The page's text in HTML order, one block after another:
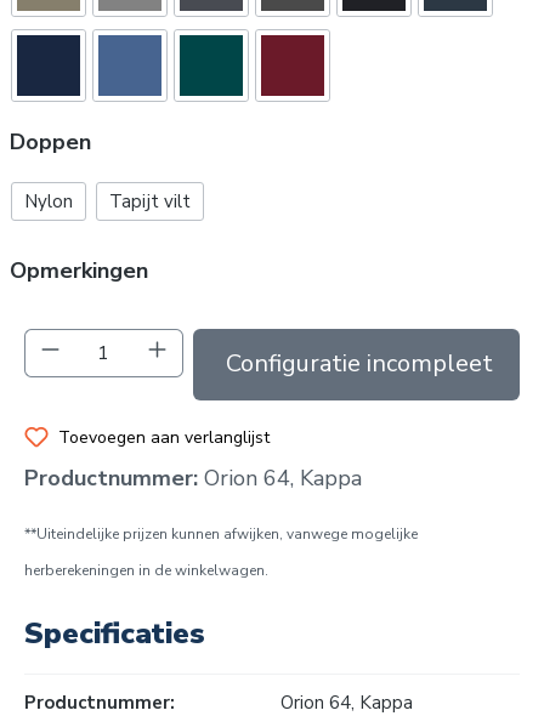
Doppen
Nylon Tapijt vilt
Opmerkingen
Producthoeveelheid: Voer de gewenste
In de winkelmand
Toevoegen aan verlanglijst
Productnummer: Orion 64, Kappa
**Uiteindelijke prijzen kunnen afwijken, vanwege mogelijke
herberekeningen in de winkelwagen.
Specificaties
Productnummer: Orion 64, Kappa